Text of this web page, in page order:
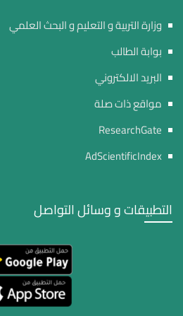
وزارة التربية و التعليم و البحث العلمي
بوابة الطالب
البريد الالكتروني
مواقع ذات صلة
ResearchGate
AdScientificIndex
التطبيقات و وسائل التواصل